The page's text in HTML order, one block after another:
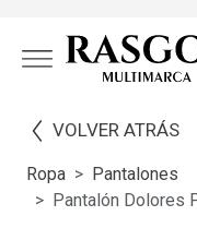
VOLVER ATRÁS
Ropa
Pantalones
Pantalón Dolores